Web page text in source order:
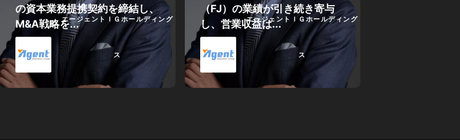
エージェントＩＧホールディング
ス
の資本業務提携契約を締結し、
M&A戦略を...
エージェントＩＧホールディング
ス
（FJ）の業績が引き続き寄与
し、営業収益は...